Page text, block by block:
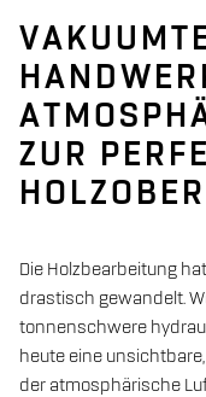
ZUR
Die Holzbearbeitung
drastisch gewandelt.
tonnenschwere
heute eine
der atmosphärische